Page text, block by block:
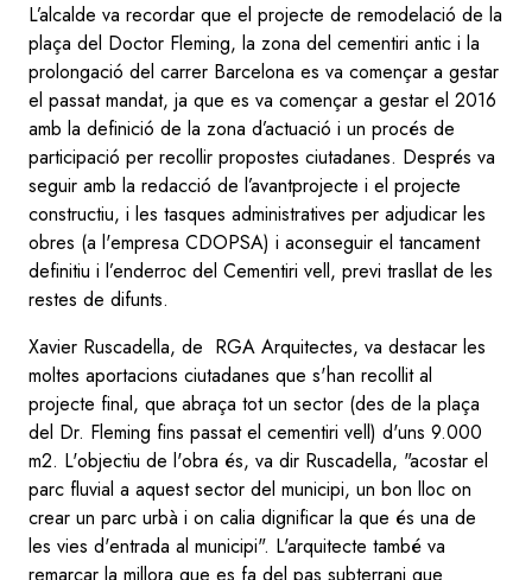
L’alcalde va recordar que el projecte de remodelació de la
plaça del Doctor Fleming, la zona del cementiri antic i la
prolongació del carrer Barcelona es va començar a gestar
el passat mandat, ja que es va començar a gestar el 2016
amb la definició de la zona d’actuació i un procés de
participació per recollir propostes ciutadanes. Després va
seguir amb la redacció de l’avantprojecte i el projecte
constructiu, i les tasques administratives per adjudicar les
obres (a l'empresa CDOPSA) i aconseguir el tancament
definitiu i l’enderroc del Cementiri vell, previ trasllat de les
restes de difunts.
Xavier Ruscadella, de RGA Arquitectes, va destacar les
moltes aportacions ciutadanes que s'han recollit al
projecte final, que abraça tot un sector (des de la plaça
del Dr. Fleming fins passat el cementiri vell) d'uns 9.000
m2. L'objectiu de l'obra és, va dir Ruscadella, "acostar el
parc fluvial a aquest sector del municipi, un bon lloc on
crear un parc urbà i on calia dignificar la que és una de
les vies d'entrada al municipi". L'arquitecte també va